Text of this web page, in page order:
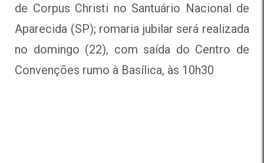
de Corpus Christi no Santuário Nacional de
Aparecida (SP); romaria jubilar será realizada
no domingo (22), com saída do Centro de
Convenções rumo à Basílica, às 10h30